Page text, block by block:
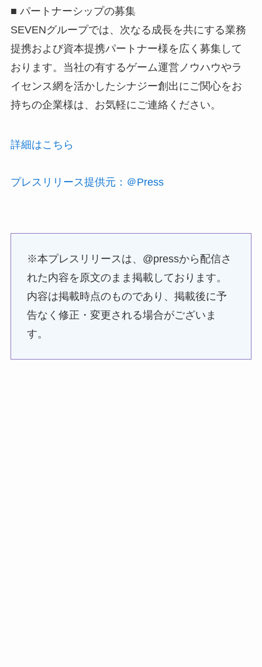
■ パートナーシップの募集
SEVENグループでは、次なる成長を共にする業務
提携および資本提携パートナー様を広く募集して
おります。当社の有するゲーム運営ノウハウやラ
イセンス網を活かしたシナジー創出にご関心をお
持ちの企業様は、お気軽にご連絡ください。
詳細はこちら
プレスリリース提供元：＠Press
※本プレスリリースは、@pressから配信さ
れた内容を原文のまま掲載しております。
内容は掲載時点のものであり、掲載後に予
告なく修正・変更される場合がございま
す。